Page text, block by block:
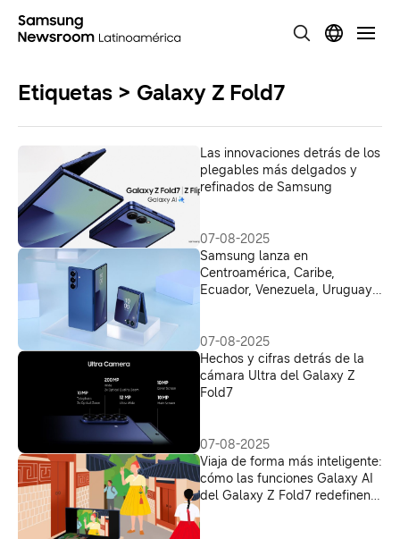
Etiquetas > Galaxy Z Fold7
Las innovaciones detrás de los
plegables más delgados y
refinados de Samsung
07-08-2025
Samsung lanza en
Centroamérica, Caribe,
Ecuador, Venezuela, Uruguay
07-08-2025
Hechos y cifras detrás de la
cámara Ultra del Galaxy Z
Fold7
07-08-2025
Viaja de forma más inteligente:
cómo las funciones Galaxy AI
del Galaxy Z Fold7 redefinen